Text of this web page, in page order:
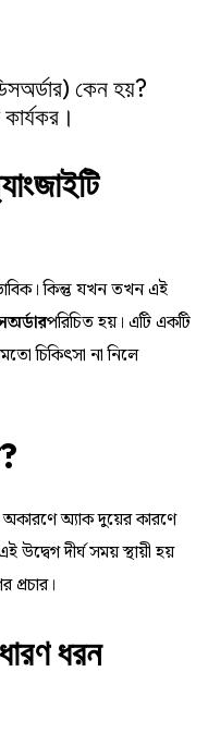
কেন হয়?
কিন্তু যখন তখন এই
পরিচিত হয়। এটি একটি
চিকিৎসা না নিলে
অ্যাক দুয়ের কারণে
দীর্ঘ সময় স্থায়ী হয়
ধরন